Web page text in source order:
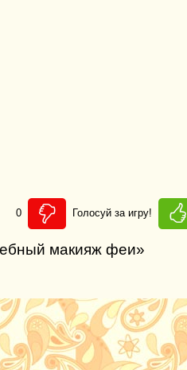
0 Голосуй за игру!
макияж феи»